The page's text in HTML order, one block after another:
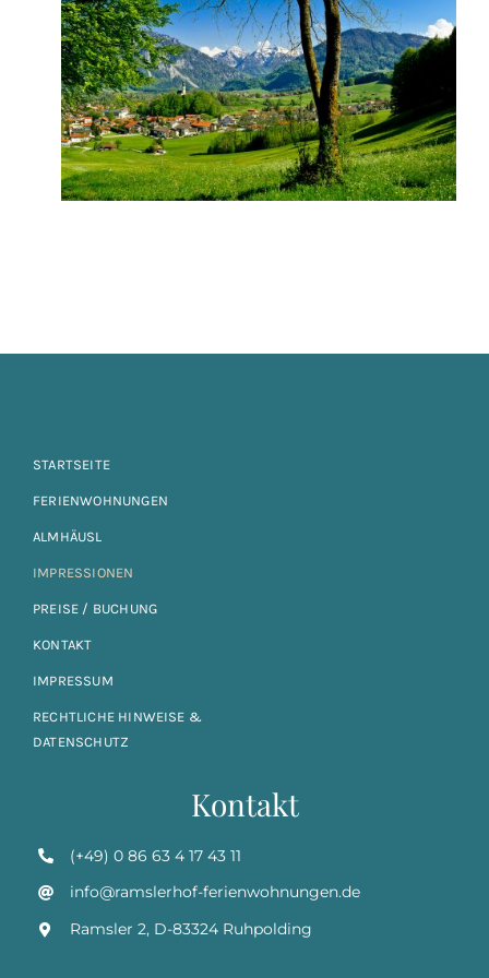
STARTSEITE
FERIENWOHNUNGEN
ALMHÄUSL
IMPRESSIONEN
PREISE / BUCHUNG
KONTAKT
IMPRESSUM
RECHTLICHE HINWEISE &
DATENSCHUTZ
Kontakt
(+49) 0 86 63 4 17 43 11
info@ramslerhof-ferienwohnungen.de
Ramsler 2, D-83324 Ruhpolding